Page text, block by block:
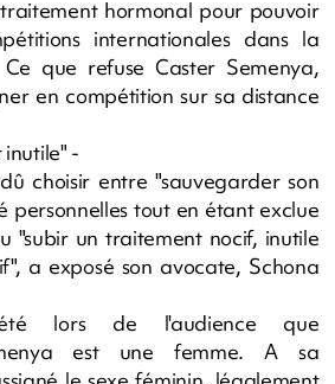
hormonal pour pouvoir
internationales dans la
que refuse Caster Semenya,
en compétition sur sa distance
-
choisir entre "sauvegarder son
personnelles tout en étant exclue
"subir un traitement nocif, inutile
a exposé son avocate, Schona
lors de l'audience que
est une femme. A sa